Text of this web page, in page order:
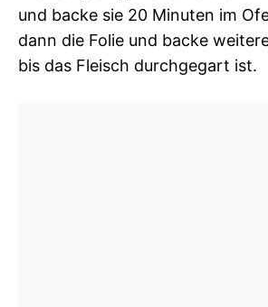
und backe sie 20 Minuten im
dann die Folie und backe
bis das Fleisch durchgegart ist.